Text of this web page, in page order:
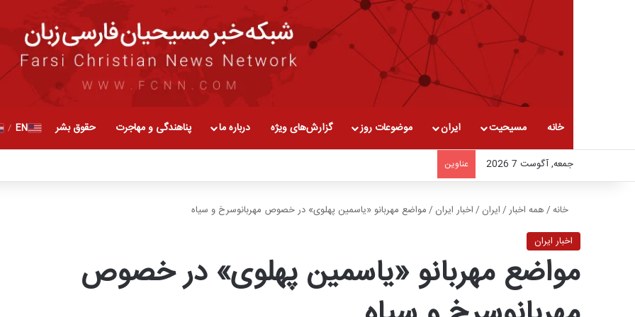
خانه مسیحیت ایران موضوعات روز گزارش‌های ویژه درباره ما پناهندگی و مهاجرت حقوق بشر EN
/
جمعه, آگوست 7 2026 عناوین
خانه/همه اخبار/ایران /اخبار ایران /مواضع مهربانو «یاسمین پهلوی» در خصوص مهربانوسرخ و سیاه
اخبار ایران
مواضع مهربانو «یاسمین پهلوی» در خصوص